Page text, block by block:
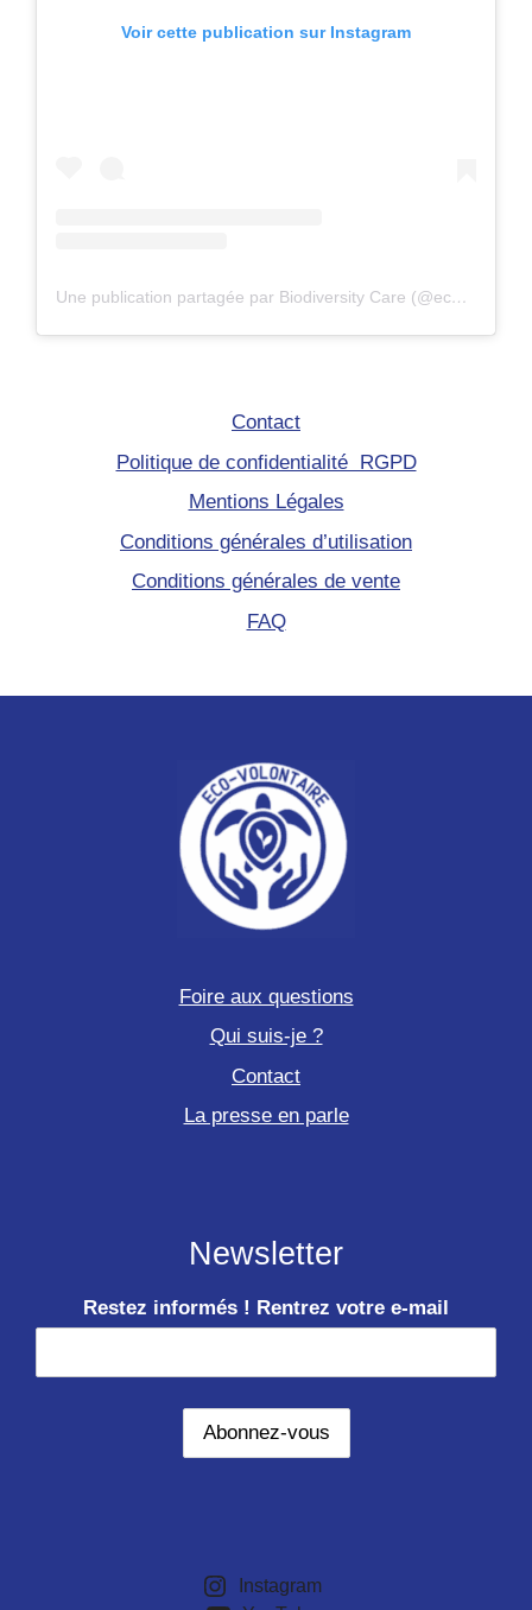
Voir cette publication sur Instagram
Une publication partagée par Biodiversity Care (@eco.volontaire)
Contact
Politique de confidentialité RGPD
Mentions Légales
Conditions générales d’utilisation
Conditions générales de vente
FAQ
Foire aux questions
Qui suis-je ?
Contact
La presse en parle
Newsletter
Restez informés ! Rentrez votre e-mail
Instagram